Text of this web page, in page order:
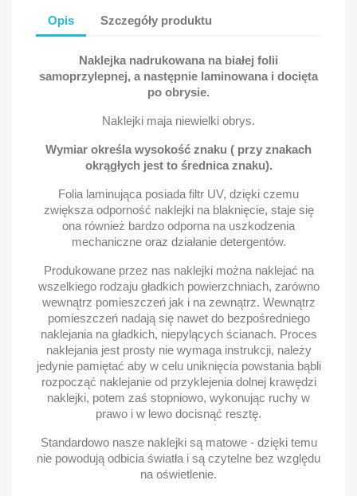
Opis Szczegóły produktu
Naklejka nadrukowana na białej folii
samoprzylepnej, a następnie laminowana i docięta
po obrysie.
Naklejki maja niewielki obrys.
Wymiar określa wysokość znaku ( przy znakach
okrągłych jest to średnica znaku).
Folia laminująca posiada filtr UV, dzięki czemu
zwiększa odporność naklejki na blaknięcie, staje się
ona również bardzo odporna na uszkodzenia
mechaniczne oraz działanie detergentów.
Produkowane przez nas naklejki można naklejać na
wszelkiego rodzaju gładkich powierzchniach, zarówno
wewnątrz pomieszczeń jak i na zewnątrz. Wewnątrz
pomieszczeń nadają się nawet do bezpośredniego
naklejania na gładkich, niepylących ścianach. Proces
naklejania jest prosty nie wymaga instrukcji, należy
jedynie pamiętać aby w celu uniknięcia powstania bąbli
rozpocząć naklejanie od przyklejenia dolnej krawędzi
naklejki, potem zaś stopniowo, wykonując ruchy w
prawo i w lewo docisnąć resztę.
Standardowo nasze naklejki są matowe - dzięki temu
nie powodują odbicia światła i są czytelne bez względu
na oświetlenie.